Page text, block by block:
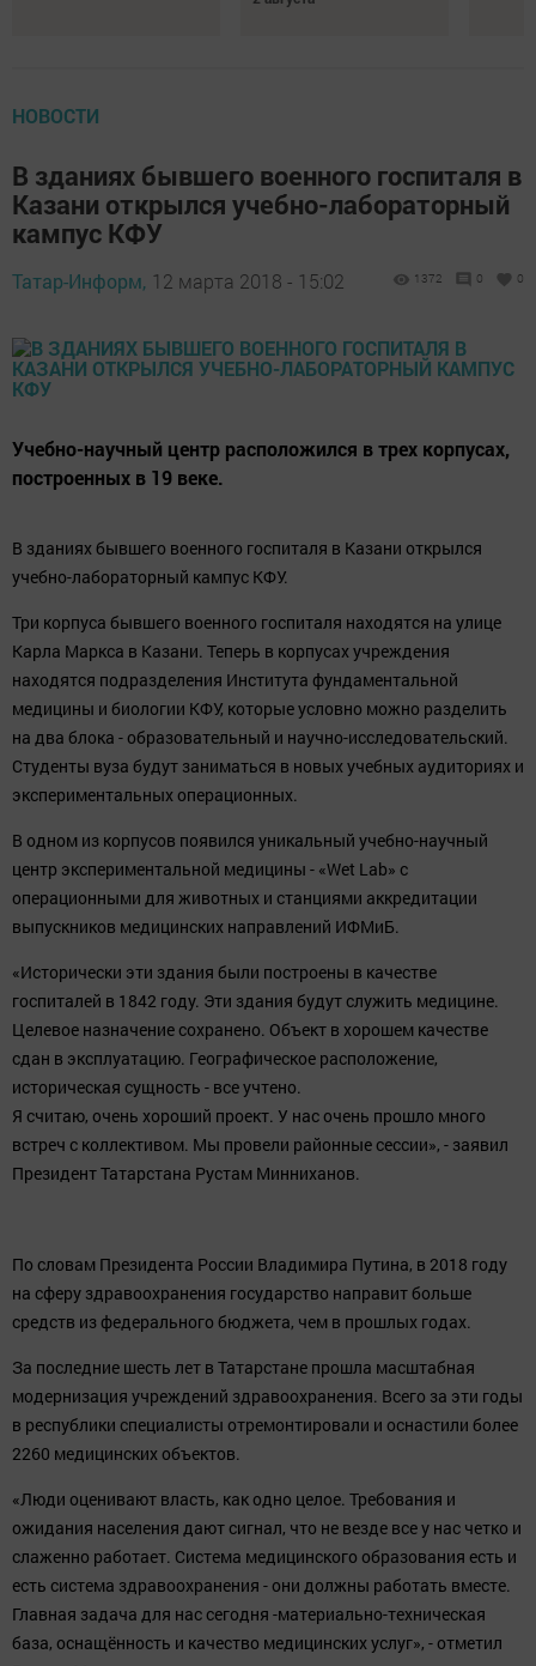
НОВОСТИ
В зданиях бывшего военного госпиталя в
Казани открылся учебно-лабораторный
кампус КФУ
Татар-Информ, 12 марта 2018 - 15:02 1372 0 0
Учебно-научный центр расположился в трех корпусах,
построенных в 19 веке.
В зданиях бывшего военного госпиталя в Казани открылся
учебно-лабораторный кампус КФУ.
Три корпуса бывшего военного госпиталя находятся на улице
Карла Маркса в Казани. Теперь в корпусах учреждения
находятся подразделения Института фундаментальной
медицины и биологии КФУ, которые условно можно разделить
на два блока - образовательный и научно-исследовательский.
Студенты вуза будут заниматься в новых учебных аудиториях и
экспериментальных операционных.
В одном из корпусов появился уникальный учебно-научный
центр экспериментальной медицины - «Wet Lab» с
операционными для животных и станциями аккредитации
выпускников медицинских направлений ИФМиБ.
«Исторически эти здания были построены в качестве
госпиталей в 1842 году. Эти здания будут служить медицине.
Целевое назначение сохранено. Объект в хорошем качестве
сдан в эксплуатацию. Географическое расположение,
историческая сущность - все учтено.
Я считаю, очень хороший проект. У нас очень прошло много
встреч с коллективом. Мы провели районные сессии», - заявил
Президент Татарстана Рустам Минниханов.
По словам Президента России Владимира Путина, в 2018 году
на сферу здравоохранения государство направит больше
средств из федерального бюджета, чем в прошлых годах.
За последние шесть лет в Татарстане прошла масштабная
модернизация учреждений здравоохранения. Всего за эти годы
в республики специалисты отремонтировали и оснастили более
2260 медицинских объектов.
«Люди оценивают власть, как одно целое. Требования и
ожидания населения дают сигнал, что не везде все у нас четко и
слаженно работает. Система медицинского образования есть и
есть система здравоохранения - они должны работать вместе.
Главная задача для нас сегодня -материально-техническая
база, оснащённость и качество медицинских услуг», - отметил